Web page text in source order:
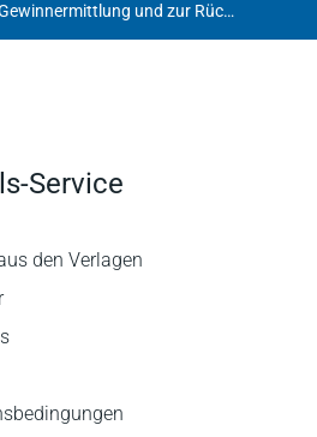
BMF-Schreiben zur steuerlichen Gewinnermittlung und zur Rückstellung wegen zukünftiger Betriebsprüfungen bei Großbetrieben
Service
den Verlagen